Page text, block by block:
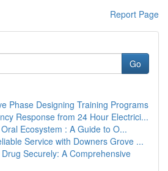
Report Page
Go
Phase Designing Training Programs
Response from 24 Hour Electrici...
Ecosystem : A Guide to O...
Service with Downers Grove ...
Securely: A Comprehensive